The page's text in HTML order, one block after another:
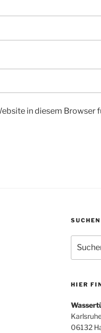
in diesem
SUCHEN
nach:
HIER
06132